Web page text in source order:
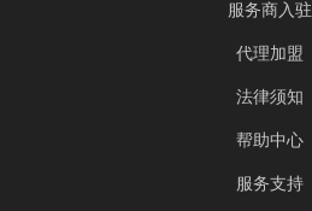
服务商入驻
代理加盟
法律须知
帮助中心
服务支持